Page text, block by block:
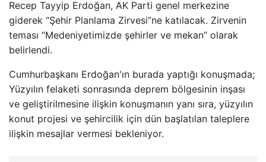
Recep Tayyip Erdoğan, AK Parti genel merkezine
giderek “Şehir Planlama Zirvesi”ne katılacak. Zirvenin
teması “Medeniyetimizde şehirler ve mekan” olarak
belirlendi.
Cumhurbaşkanı Erdoğan'ın burada yaptığı konuşmada;
Yüzyılın felaketi sonrasında deprem bölgesinin inşası
ve geliştirilmesine ilişkin konuşmanın yanı sıra, yüzyılın
konut projesi ve şehircilik için dün başlatılan taleplere
ilişkin mesajlar vermesi bekleniyor.